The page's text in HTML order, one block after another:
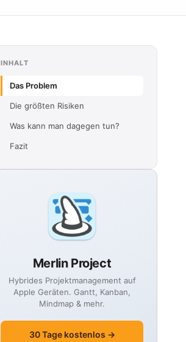
INHALT
Das Problem
Die größten Risiken
Was kann man dagegen tun?
Fazit
Merlin Project
Hybrides Projektmanagement auf
Apple Geräten. Gantt, Kanban,
Mindmap & mehr.
30 Tage kostenlos →